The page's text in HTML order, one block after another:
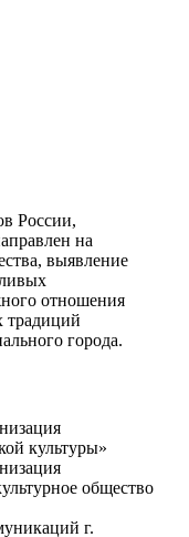
России,
на
выявление
отношения
традиций
города.
культуры»
общество
г.